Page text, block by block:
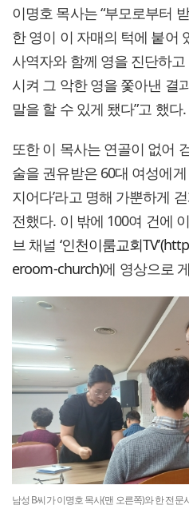
이명호 목사는 “부모로부터
한 영이 이 자매의 턱에 붙어
사역자와 함께 영을 진단하
시켜 그 악한 영을 쫓아낸 결
말을 할 수 있게 됐다”고 했다.
또한 이 목사는 연골이 없어
술을 권유받은 60대 여성에
지어다’라고 명해 가뿐하게
전했다. 이 밖에 100여 건에
브 채널 ‘인천이룸교회
eroom-church)에 영상으로
남성 B씨가 이명호 목사(맨 오른쪽)와 한 전